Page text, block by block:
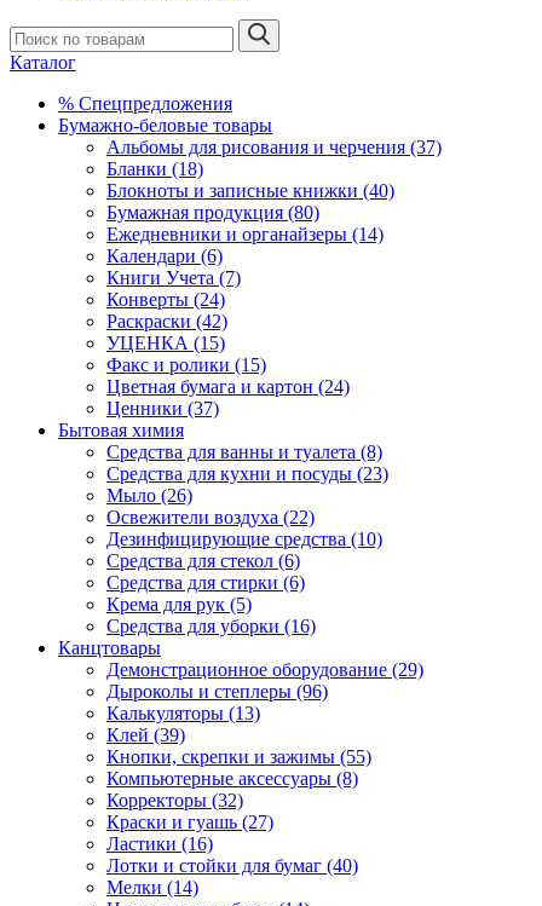
Каталог
% Спецпредложения
Бумажно-беловые товары
Альбомы для рисования и черчения (37)
Бланки (18)
Блокноты и записные книжки (40)
Бумажная продукция (80)
Ежедневники и органайзеры (14)
Календари (6)
Книги Учета (7)
Конверты (24)
Раскраски (42)
УЦЕНКА (15)
Факс и ролики (15)
Цветная бумага и картон (24)
Ценники (37)
Бытовая химия
Средства для ванны и туалета (8)
Средства для кухни и посуды (23)
Мыло (26)
Освежители воздуха (22)
Дезинфицирующие средства (10)
Средства для стекол (6)
Средства для стирки (6)
Крема для рук (5)
Средства для уборки (16)
Канцтовары
Демонстрационное оборудование (29)
Дыроколы и степлеры (96)
Калькуляторы (13)
Клей (39)
Кнопки, скрепки и зажимы (55)
Компьютерные аксессуары (8)
Корректоры (32)
Краски и гуашь (27)
Ластики (16)
Лотки и стойки для бумаг (40)
Мелки (14)